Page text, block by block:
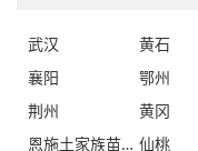
武汉 黄石
襄阳
鄂州
荆州
黄冈
恩施土家族苗族自治州 仙桃